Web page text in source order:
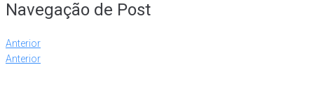
Navegação de Post
Anterior
Anterior